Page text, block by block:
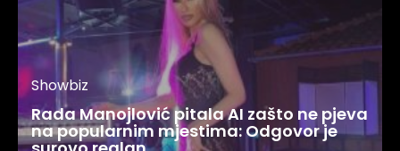
Showbiz
Rada Manojlović pitala AI zašto ne pjeva
na popularnim mjestima: Odgovor je